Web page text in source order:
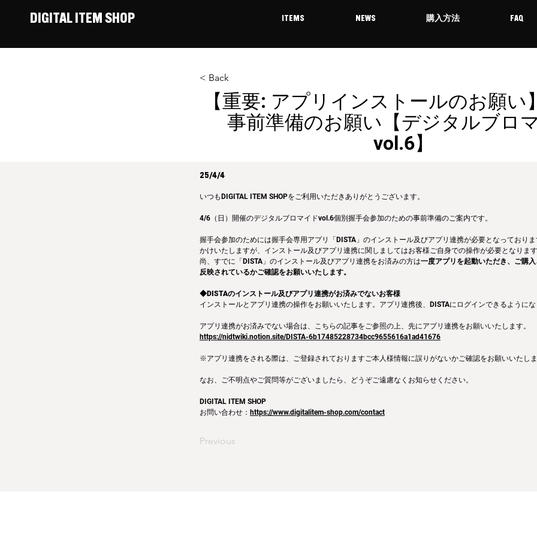
DIGITAL ITEM SHOP ITEMS NEWS 購入方法 FAQ
< Back
【重要: アプリインストールのお願い
事前準備のお願い【デジタルブロ
vol.6】
25/4/4
いつもDIGITAL ITEM SHOPをご利用いただきありがとうございます。
4/6（日）開催のデジタルブロマイドvol.6個別握手会参加のための事前準備のご案内です。
握手会参加のためには握手会専用アプリ「DISTA」のインストール及びアプリ連携が必要となっており
かけいたしますが、インストール及びアプリ連携に関しましてはお客様ご自身での操作が必要となります
尚、すでに「DISTA」のインストール及びアプリ連携をお済みの方は一度アプリを起動いただき、ご購
反映されているかご確認をお願いいたします。
◆DISTAのインストール及びアプリ連携がお済みでないお客様
インストールとアプリ連携の操作をお願いいたします。アプリ連携後、DISTAにログインできるようにな
アプリ連携がお済みでない場合は、こちらの記事をご参照の上、先にアプリ連携をお願いいたします。
https://nidtwiki.notion.site/DISTA-6b17485228734bcc9655616a1ad41676
※アプリ連携をされる際は、ご登録されておりますご本人様情報に誤りがないかご確認をお願いいたしま
なお、ご不明点やご質問等がございましたら、どうぞご遠慮なくお知らせください。
DIGITAL ITEM SHOP
お問い合わせ： https://www.digitalitem-shop.com/contact
Previous